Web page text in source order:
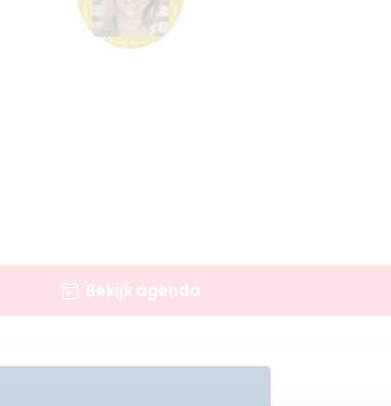
Bekijk agenda